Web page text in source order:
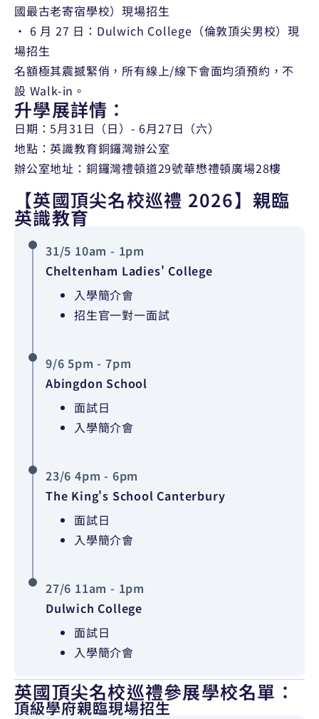
國最古老寄宿學校）現場招生
• 6 月 27 日：Dulwich College（倫敦頂尖男校）現
場招生
名額極其震撼緊俏，所有線上/線下會面均須預約，不
設 Walk-in。
升學展詳情：
日期：5月31日（日）- 6月27日（六）
地點：英識教育銅鑼灣辦公室
辦公室地址：銅鑼灣禮頓道29號華懋禮頓廣場28樓
【英國頂尖名校巡禮 2026】親臨
英識教育
31/5 10am - 1pm
Cheltenham Ladies' College
入學簡介會
招生官一對一面試
9/6 5pm - 7pm
Abingdon School
面試日
入學簡介會
23/6 4pm - 6pm
The King's School Canterbury
面試日
入學簡介會
27/6 11am - 1pm
Dulwich College
面試日
入學簡介會
英國頂尖名校巡禮參展學校名單：
頂級學府親臨現場招生